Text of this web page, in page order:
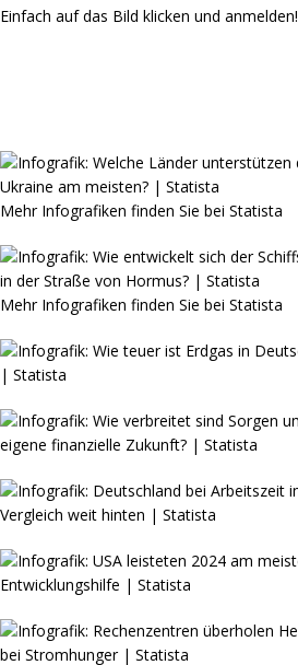
Einfach auf das Bild klicken und anmelden!
Mehr Infografiken finden Sie bei Statista
Mehr Infografiken finden Sie bei Statista